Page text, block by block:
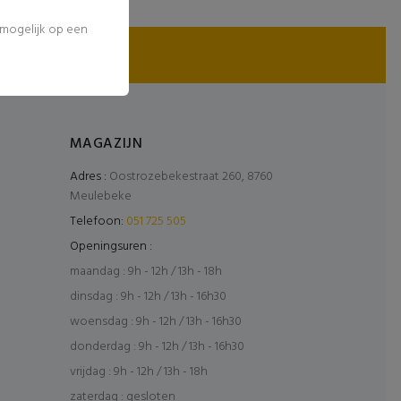
MAGAZIJN
Adres : Oostrozebekestraat 260, 8760
Meulebeke
Telefoon: 051 725 505
Openingsuren :
maandag : 9h - 12h / 13h - 18h
dinsdag : 9h - 12h / 13h - 16h30
woensdag : 9h - 12h / 13h - 16h30
donderdag : 9h - 12h / 13h - 16h30
vrijdag : 9h - 12h / 13h - 18h
op een